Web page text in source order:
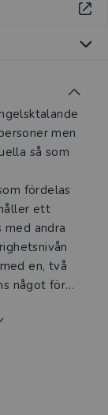
det digitala
tre
gäller
och ämne)
alltid
i grundskola
men
så som
fördelas
ett
andra
en, två
något för